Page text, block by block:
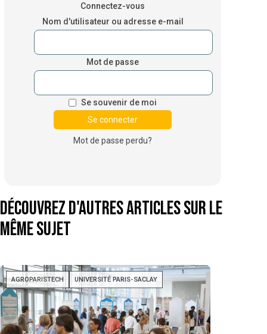
Connectez-vous
Nom d'utilisateur ou adresse e-mail
Mot de passe
Se souvenir de moi
Mot de passe perdu?
Découvrez d'autres articles sur le
même sujet
AGROPARISTECH UNIVERSITÉ PARIS-SACLAY